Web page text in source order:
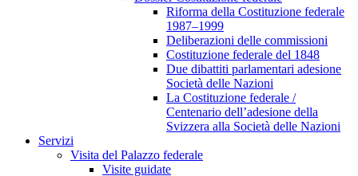
Riforma della Costituzione federale
1987–1999
Deliberazioni delle commissioni
Costituzione federale del 1848
Due dibattiti parlamentari adesione
Società delle Nazioni
La Costituzione federale /
Centenario dell’adesione della
Svizzera alla Società delle Nazioni
Servizi
Visita del Palazzo federale
Visite guidate